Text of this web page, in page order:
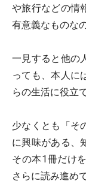
や旅行などの情
有意義なものな
一見すると他の
っても、本人に
らの生活に役立
少なくとも「そ
に興味がある、
その本1冊だけ
さらに読み進め